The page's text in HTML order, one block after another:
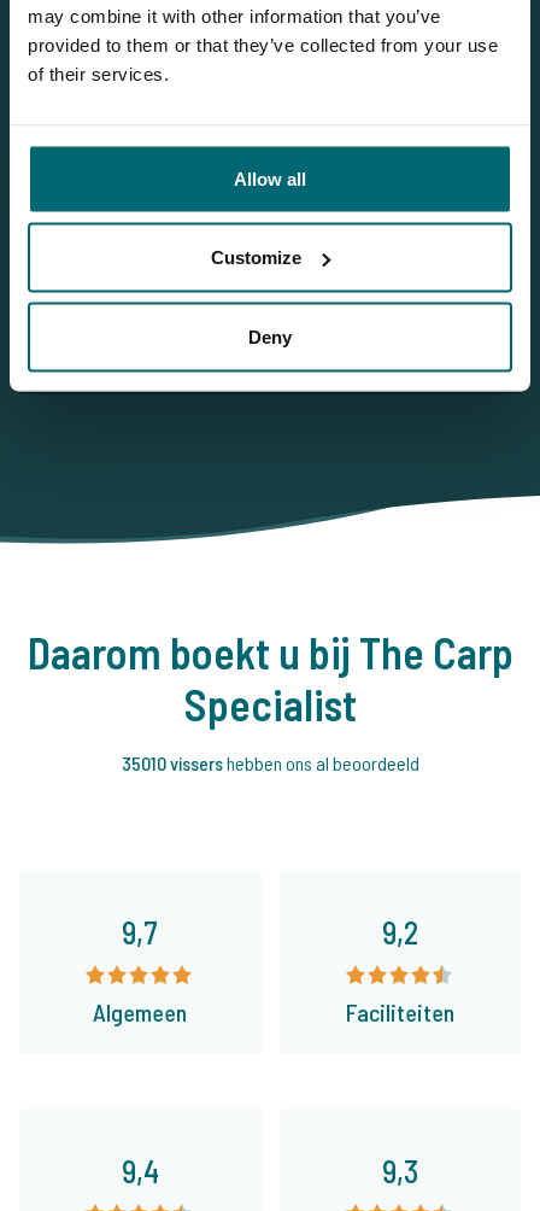
may combine it with other information that you’ve
provided to them or that they’ve collected from your use
of their services.
Allow all
Customize
Deny
Bas
Wilt u meer informatie?
Wilt u meer informatie over dit betaalwater? Neem dan
gerust contact met ons op
+31 344 66 48 06
info@thecarpspecialist.nl
+31 6 556 88 912
Daarom boekt u bij The Carp
Specialist
35010 vissershebben ons al beoordeeld
9,7
Algemeen
9,2
Faciliteiten
9,4 9,3